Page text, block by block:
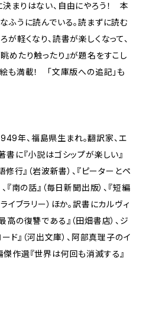
まりはない、自由にやろう！ 本
ふうに読んでいる。読まずに読む
が軽くなり、読書が楽しくなって、
めたり触ったり』が題名をすこし
も満載！ 「文庫版への追記」も
年、福島県生まれ。翻訳家、エ
書に『小説はゴシップが楽しい』
修行』（岩波新書）、『ピーターとペ
『南の話』（毎日新聞出版）、『短編
イブラリー）ほか。訳書にカルヴィ
高の復讐である』（田畑書店）、ジ
ード』（河出文庫）、阿部真理子のイ
作選『世界は何回も消滅する』